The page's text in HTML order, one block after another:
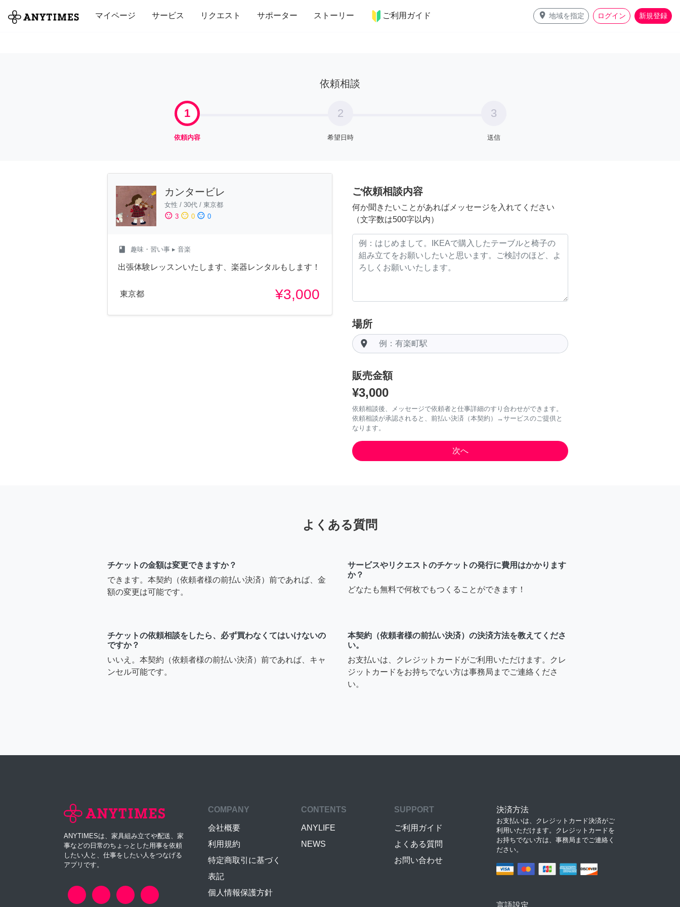
マイページ サービス リクエスト サポーター ストーリー ご利用ガイド place 地域を指定 ログイン 新規登録
全て 修理・組立 家事 引っ越し インテリア 趣味・習い事 ペット 料理
依頼相談
1
依頼内容
2
希望日時
3
送信
カンタービレ
女性 / 30代 / 東京都
sentiment_satisfied 3 sentiment_neutral 0 sentiment_dissatisfied 0
class 趣味・習い事 ▸ 音楽
出張体験レッスンいたします、楽器レンタルもします！
東京都 ¥3,000
ご依頼相談内容
何か聞きたいことがあればメッセージを入れてください
（文字数は500字以内）
場所
room
販売金額
¥3,000
依頼相談後、メッセージで依頼者と仕事詳細のすり合わせができます。
依頼相談が承認されると、前払い決済（本契約）→サービスのご提供と
なります。
よくある質問
チケットの金額は変更できますか？
できます。本契約（依頼者様の前払い決済）前であれば、金
額の変更は可能です。
サービスやリクエストのチケットの発行に費用はかかります
か？
どなたも無料で何枚でもつくることができます！
チケットの依頼相談をしたら、必ず買わなくてはいけないの
ですか？
いいえ。本契約（依頼者様の前払い決済）前であれば、キャ
ンセル可能です。
本契約（依頼者様の前払い決済）の決済方法を教えてくださ
い。
お支払いは、クレジットカードがご利用いただけます。クレ
ジットカードをお持ちでない方は事務局までご連絡くださ
い。
ANYTIMESは、家具組み立てや配送、家
事などの日常のちょっとした用事を依頼
したい人と、仕事をしたい人をつなげる
アプリです。
COMPANY
会社概要
利用規約
特定商取引に基づく
表記
個人情報保護方針
CONTENTS
ANYLIFE
NEWS
SUPPORT
ご利用ガイド
よくある質問
お問い合わせ
決済方法
お支払いは、クレジットカード決済がご
利用いただけます。クレジットカードを
お持ちでない方は、事務局までご連絡く
ださい。
言語設定